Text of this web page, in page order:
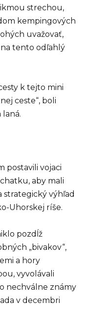
strechou,
kempingových
uvažovať,
tento odľahlý
k tejto mini
ceste“, boli
postavili vojaci
aby mali
strategický výhľad
Uhorskej ríše.
pozdĺž
„bivakov“,
a hory
vyvolávali
nechválne známy
v decembri